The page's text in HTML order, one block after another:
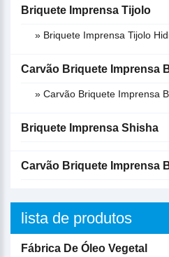
Briquete Imprensa Tijolo
» Briquete Imprensa Tijolo
Carvão Briquete Imprensa
» Carvão Briquete Imprensa
Briquete Imprensa Shisha
Carvão Briquete Imprensa
lista de produtos
Fábrica De Óleo Vegetal